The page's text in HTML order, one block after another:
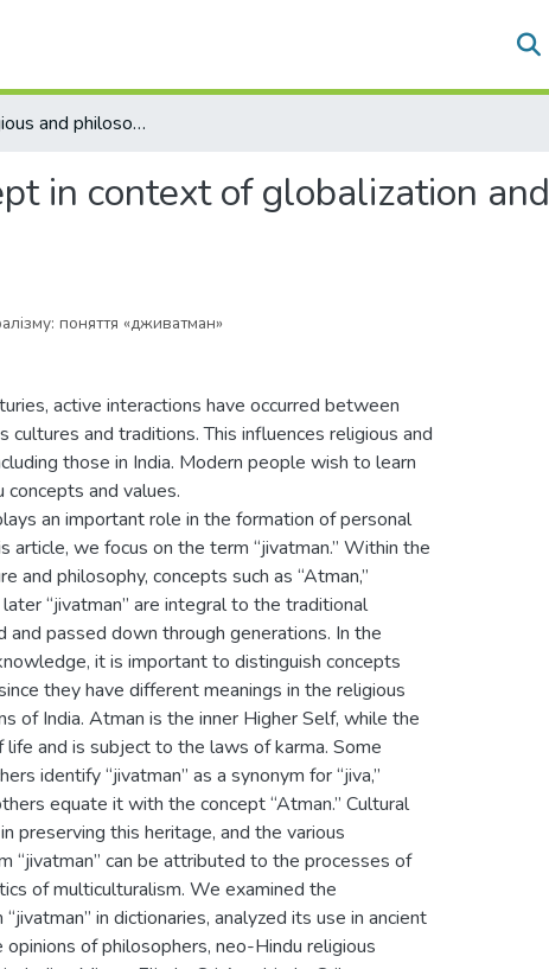
Hindu religious and philosophical concept in context of globalization and multiculturalism: “jivatman”
in context of globalization and
поняття «дживатман»
active interactions have occurred between
cultures and traditions. This influences religious and
those in India. Modern people wish to learn
and values.
an important role in the formation of personal
article, we focus on the term “jivatman.” Within the
and philosophy, concepts such as “Atman,”
later “jivatman” are integral to the traditional
passed down through generations. In the
it is important to distinguish concepts
they have different meanings in the religious
of India. Atman is the inner Higher Self, while the
and is subject to the laws of karma. Some
identify “jivatman” as a synonym for “jiva,”
equate it with the concept “Atman.” Cultural
preserving this heritage, and the various
“jivatman” can be attributed to the processes of
of multiculturalism. We examined the
in dictionaries, analyzed its use in ancient
of philosophers, neo-Hindu religious